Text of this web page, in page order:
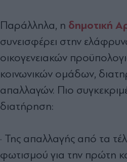
Παράλληλα, η δημοτική
συνεισφέρει στην
οικογενειακών
κοινωνικών ομάδων,
απαλλαγών. Πιο
διατήρηση:
· Της απαλλαγής από τα
φωτισμού για την πρώτη